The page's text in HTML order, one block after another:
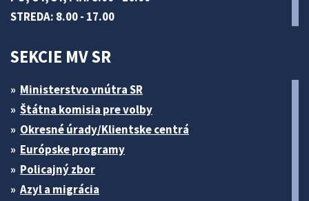
STREDA: 8.00 - 17.00
SEKCIE MV SR
Ministerstvo vnútra SR
Štátna komisia pre volby
Okresné úrady/Klientske centrá
Európske programy
Policajný zbor
Azyl a migrácia